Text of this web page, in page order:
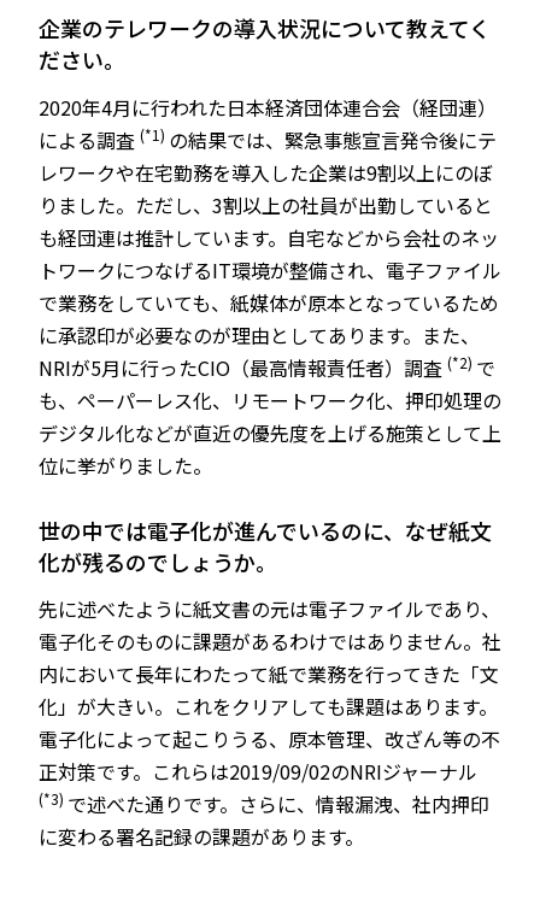
――企業のテレワークの導入状況について教えてく
ださい。
2020年4月に行われた日本経済団体連合会（経団連）
による調査 (*1) の結果では、緊急事態宣言発令後にテ
レワークや在宅勤務を導入した企業は9割以上にのぼ
りました。ただし、3割以上の社員が出勤していると
も経団連は推計しています。自宅などから会社のネッ
トワークにつなげるIT環境が整備され、電子ファイル
で業務をしていても、紙媒体が原本となっているため
に承認印が必要なのが理由としてあります。また、
NRIが5月に行ったCIO（最高情報責任者）調査 (*2) で
も、ペーパーレス化、リモートワーク化、押印処理の
デジタル化などが直近の優先度を上げる施策として上
位に挙がりました。
――世の中では電子化が進んでいるのに、なぜ紙文
化が残るのでしょうか。
先に述べたように紙文書の元は電子ファイルであり、
電子化そのものに課題があるわけではありません。社
内において長年にわたって紙で業務を行ってきた「文
化」が大きい。これをクリアしても課題はあります。
電子化によって起こりうる、原本管理、改ざん等の不
正対策です。これらは2019/09/02のNRIジャーナル
(*3) で述べた通りです。さらに、情報漏洩、社内押印
に変わる署名記録の課題があります。